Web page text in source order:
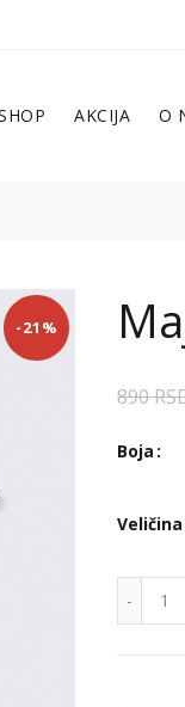
AKCIJA O
-21%
890
Boja
Veličina